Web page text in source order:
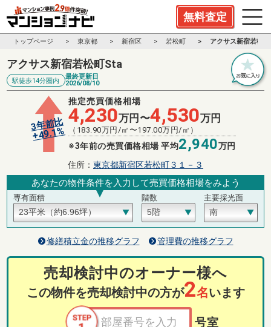
無料査定
トップページ 東京都 新宿区 若松町 アクサス新宿若松
アクサス新宿若松町Sta
駅徒歩14分圏内
最終更新日
2026/08/10
3年前比
+49.1%
推定売買価格相場
4,230万円〜4,530万円
（ 183.90万円/㎡〜197.00万円/㎡）
※3年前の売買価格相場 平均2,940万円
住所： 東京都新宿区若松町３１－３
あなたの物件条件を入力して売買価格相場をみよう
専有面積 階数 主要採光面
修繕積立金の推移グラフ 管理費の推移グラフ
売却検討中のオーナー様へ
この物件を売却検討中の方が2名います
号室